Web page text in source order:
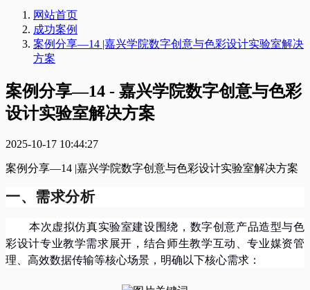
网站首页
成功案例
案例分享—14 |嘉兴学院数字创意与色彩设计实验室解决
方案
案例分享—14 - 嘉兴学院数字创意与色彩
设计实验室解决方案
2025-10-17 10:44:27
案例分享—14 |嘉兴学院数字创意与色彩设计实验室解决方案
一、需求分析
本次虚拟仿真实验室建设围绕，数字创意产品造型与色
彩设计专业教学需求展开，结合师生教学互动、专业媒资管
理、高效数据传输等核心场景，明确以下核心需求：